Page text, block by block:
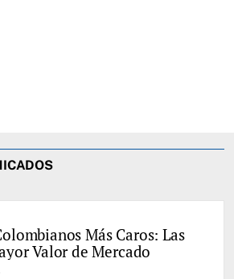
Más Caros: Las
Valor de Mercado